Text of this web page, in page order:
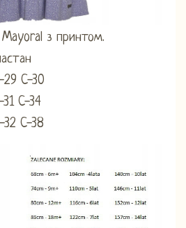
Mayoral з принтом.
C-30
C-34
C-38